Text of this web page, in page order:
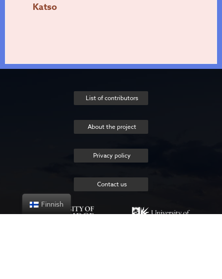
Katso
List of contributors
About the project
Privacy policy
Contact us
Finnish